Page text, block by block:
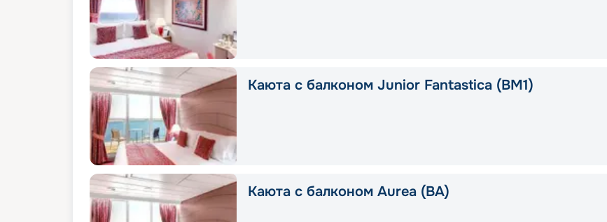
Каюта с балконом Junior Fantastica (BM1)
Каюта с балконом Aurea (BA)